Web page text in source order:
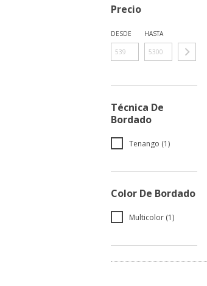
Precio
DESDE HASTA
Técnica De
Bordado
Tenango (1)
Color De Bordado
Multicolor (1)